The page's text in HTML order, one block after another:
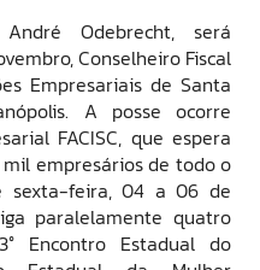
Odebrecht, será
Conselheiro Fiscal
Empresariais de Santa
A posse ocorre
FACISC, que espera
empresários de todo o
sexta-feira, 04 a 06 de
paralelamente quatro
Encontro Estadual do